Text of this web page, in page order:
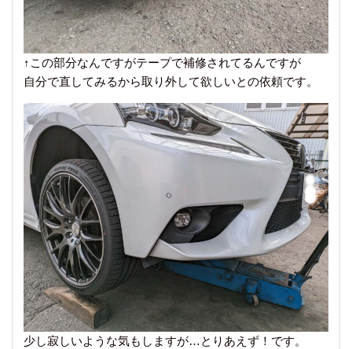
↑この部分なんですがテープで補修されてるんですが
自分で直してみるから取り外して欲しいとの依頼です。
少し寂しいような気もしますが…とりあえず！です。